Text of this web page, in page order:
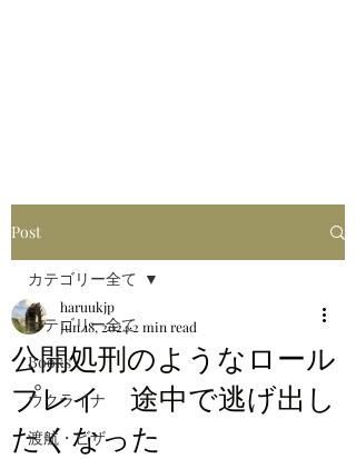
Post
カテゴリー全て
Books
ウクライナ
渡航・ビザ
カテゴリー全て
公開処刑のようなロール
プレイ 途中で逃げ出し
たくなった
haruukjp
Jun 18, 20242 min read